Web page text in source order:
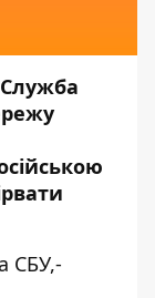
Служба
СБУ,-